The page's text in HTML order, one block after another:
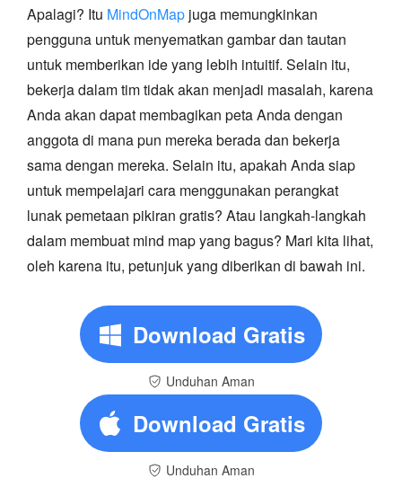
Apalagi? Itu MindOnMap juga memungkinkan
pengguna untuk menyematkan gambar dan tautan
untuk memberikan ide yang lebih intuitif. Selain itu,
bekerja dalam tim tidak akan menjadi masalah, karena
Anda akan dapat membagikan peta Anda dengan
anggota di mana pun mereka berada dan bekerja
sama dengan mereka. Selain itu, apakah Anda siap
untuk mempelajari cara menggunakan perangkat
lunak pemetaan pikiran gratis? Atau langkah-langkah
dalam membuat mind map yang bagus? Mari kita lihat,
oleh karena itu, petunjuk yang diberikan di bawah ini.
Download Gratis
Unduhan Aman
Download Gratis
Unduhan Aman